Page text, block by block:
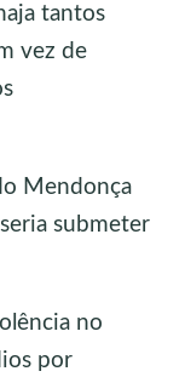
tantos
vez de
Mendonça
submeter
no
por